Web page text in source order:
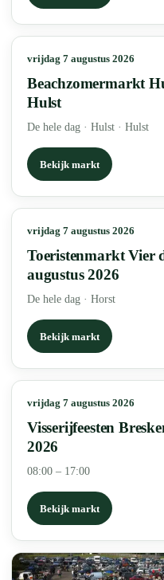
vrijdag 7 augustus 2026
Beachzomermarkt
Hulst
De hele dag · Hulst · Hulst
Bekijk markt
vrijdag 7 augustus 2026
Toeristenmarkt Vier
augustus 2026
De hele dag · Horst
Bekijk markt
vrijdag 7 augustus 2026
Visserijfeesten
2026
08:00 – 17:00
Bekijk markt